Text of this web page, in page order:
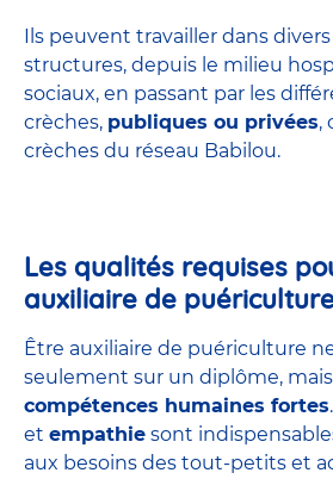
Ils peuvent travailler dans divers
structures, depuis le milieu
sociaux, en passant par les
crèches, publiques ou privées,
crèches du réseau Babilou.
Les qualités requises
auxiliaire de
Être auxiliaire de puériculture
seulement sur un diplôme,
compétences humaines fortes.
et empathie sont
aux besoins des tout-petits et